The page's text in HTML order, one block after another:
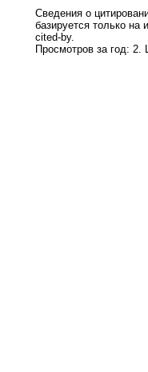
Сведения о
базируется только
cited-by.
Просмотров за год: